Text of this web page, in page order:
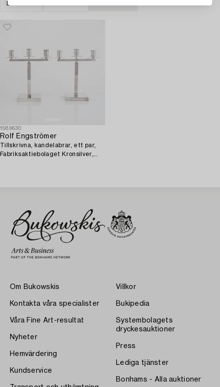
DIVERSE
1589630
Rolf Engströmer
Tillskrivna, kandelabrar, ett par,
Fabriksaktiebolaget Kronsilver,
Om Bukowskis
Kontakta våra specialister
Våra Fine Art-resultat
Nyheter
Hemvärdering
Kundservice
Villkor
Bukipedia
Systembolagets
dryckesauktioner
Press
Lediga tjänster
Bonhams - Alla auktioner